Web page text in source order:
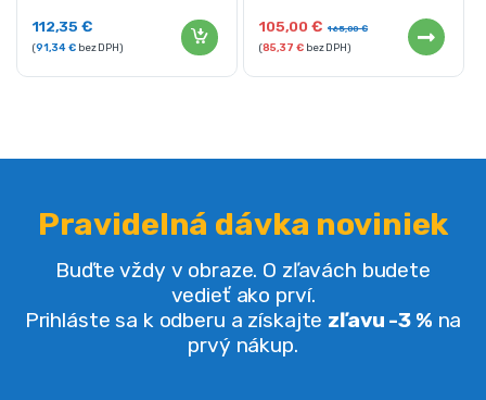
112,35€
(91,34€bez DPH)
105,00€ 165,00€
(85,37€bez DPH)
Pravidelná dávka noviniek
Buďte vždy v obraze. O zľavách budete
vedieť ako prví.
Prihláste sa k odberu a získajte zľavu -3 % na
prvý nákup.